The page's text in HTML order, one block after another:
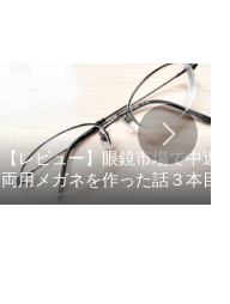
【レビュー】眼鏡市場で中近
両用メガネを作った話３本目